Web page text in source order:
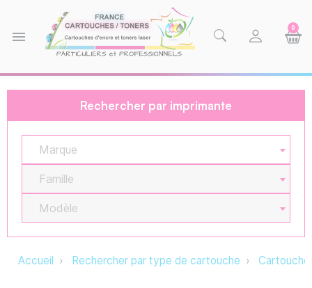
menu
0
Rechercher par imprimante
Marque
Famille
Modèle
Accueil Rechercher par type de cartouche